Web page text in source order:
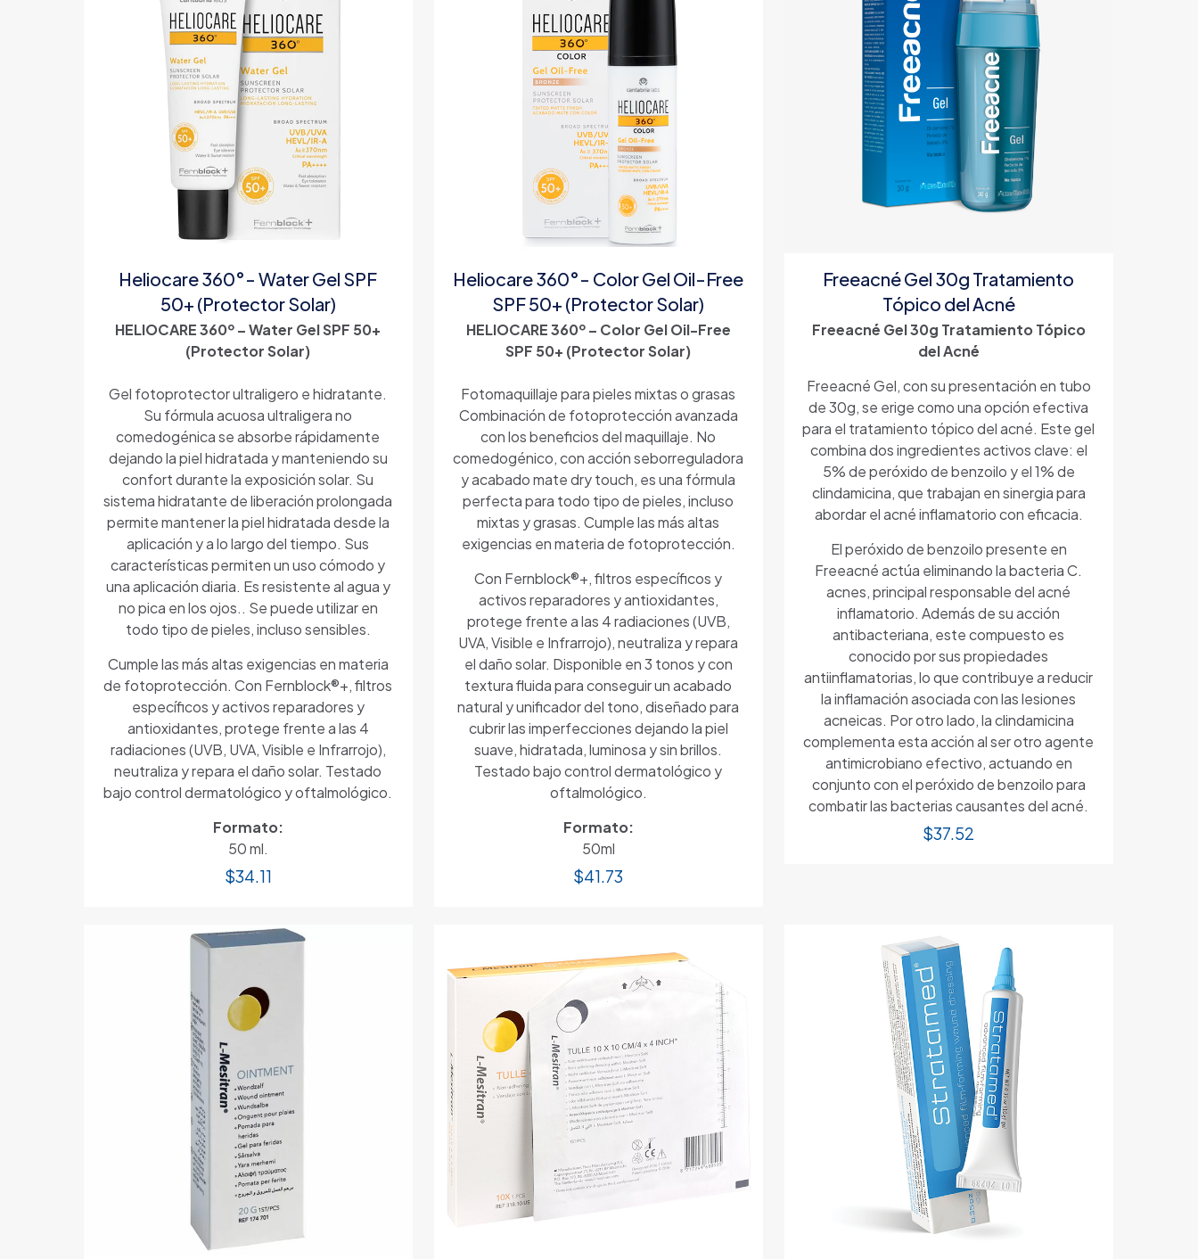
Heliocare 360°- Water Gel SPF
50+ (Protector Solar)
HELIOCARE 360º – Water Gel SPF 50+
(Protector Solar)
Gel fotoprotector ultraligero e hidratante.
Su fórmula acuosa ultraligera no
comedogénica se absorbe rápidamente
dejando la piel hidratada y manteniendo su
confort durante la exposición solar. Su
sistema hidratante de liberación prolongada
permite mantener la piel hidratada desde la
aplicación y a lo largo del tiempo. Sus
características permiten un uso cómodo y
una aplicación diaria. Es resistente al agua y
no pica en los ojos.. Se puede utilizar en
todo tipo de pieles, incluso sensibles.
Cumple las más altas exigencias en materia
de fotoprotección. Con Fernblock®+, filtros
específicos y activos reparadores y
antioxidantes, protege frente a las 4
radiaciones (UVB, UVA, Visible e Infrarrojo),
neutraliza y repara el daño solar. Testado
bajo control dermatológico y oftalmológico.
Formato:
50 ml.
$34.11
Heliocare 360°- Color Gel Oil-Free
SPF 50+ (Protector Solar)
HELIOCARE 360º – Color Gel Oil-Free
SPF 50+ (Protector Solar)
Fotomaquillaje para pieles mixtas o grasas
Combinación de fotoprotección avanzada
con los beneficios del maquillaje. No
comedogénico, con acción seborreguladora
y acabado mate dry touch, es una fórmula
perfecta para todo tipo de pieles, incluso
mixtas y grasas. Cumple las más altas
exigencias en materia de fotoprotección.
Con Fernblock®+, filtros específicos y
activos reparadores y antioxidantes,
protege frente a las 4 radiaciones (UVB,
UVA, Visible e Infrarrojo), neutraliza y repara
el daño solar. Disponible en 3 tonos y con
textura fluida para conseguir un acabado
natural y unificador del tono, diseñado para
cubrir las imperfecciones dejando la piel
suave, hidratada, luminosa y sin brillos.
Testado bajo control dermatológico y
oftalmológico.
Formato:
50ml
$41.73
Freeacné Gel 30g Tratamiento
Tópico del Acné
Freeacné Gel 30g Tratamiento Tópico
del Acné
Freeacné Gel, con su presentación en tubo
de 30g, se erige como una opción efectiva
para el tratamiento tópico del acné. Este gel
combina dos ingredientes activos clave: el
5% de peróxido de benzoilo y el 1% de
clindamicina, que trabajan en sinergia para
abordar el acné inflamatorio con eficacia.
El peróxido de benzoilo presente en
Freeacné actúa eliminando la bacteria C.
acnes, principal responsable del acné
inflamatorio. Además de su acción
antibacteriana, este compuesto es
conocido por sus propiedades
antiinflamatorias, lo que contribuye a reducir
la inflamación asociada con las lesiones
acneicas. Por otro lado, la clindamicina
complementa esta acción al ser otro agente
antimicrobiano efectivo, actuando en
conjunto con el peróxido de benzoilo para
combatir las bacterias causantes del acné.
$37.52